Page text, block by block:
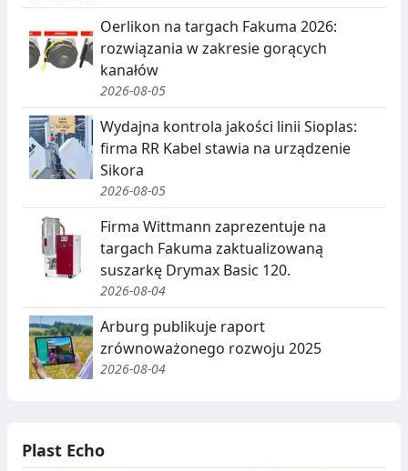
Oerlikon na targach Fakuma 2026:
rozwiązania w zakresie gorących
kanałów
2026-08-05
Wydajna kontrola jakości linii Sioplas:
firma RR Kabel stawia na urządzenie
Sikora
2026-08-05
Firma Wittmann zaprezentuje na
targach Fakuma zaktualizowaną
suszarkę Drymax Basic 120.
2026-08-04
Arburg publikuje raport
zrównoważonego rozwoju 2025
2026-08-04
Plast Echo